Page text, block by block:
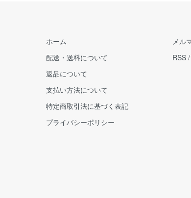
ホーム
配送・送料について
返品について
支払い方法について
特定商取引法に基づく表記
プライバシーポリシー
メル
RSS /